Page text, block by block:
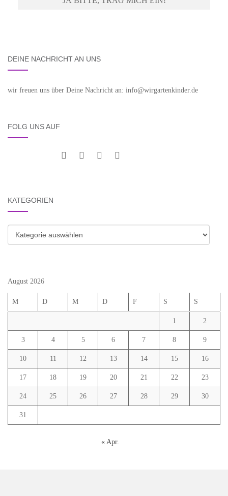
DEINE NACHRICHT AN UNS
wir freuen uns über Deine Nachricht an: info@wirgartenkinder.de
FOLG UNS AUF
KATEGORIEN
Kategorien
August 2026
M D M D F S S
1 2
3 4 5 6 7 8 9
10 11 12 13 14 15 16
17 18 19 20 21 22 23
24 25 26 27 28 29 30
31
« Apr.